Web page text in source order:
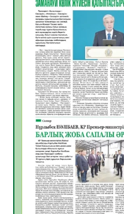
«Дауыс беру
болады?»
07.08.2026
ҚҰРЫЛТАЙ
БЕЛСЕНДІЛІКТІҢ
07.08.2026
5547 әскери
күні» іс-шарасы өтті
07.08.2026
Қаржылық
бағытталған кездесу
07.08.2026